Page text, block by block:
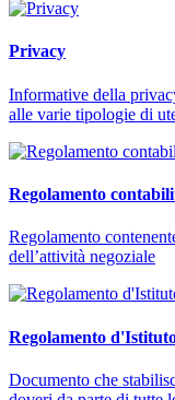
Privacy
Informative della
alle varie tipologie di
Regolamento
Regolamento
dell’attività negoziale
Regolamento
Documento che